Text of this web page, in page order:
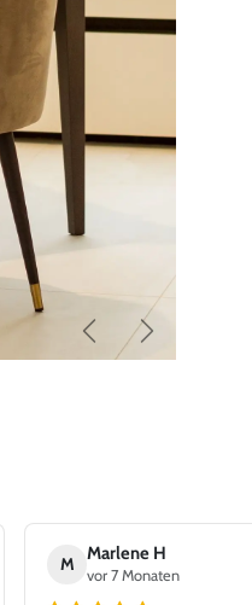
Zurück Weiter
M
Marlene H
vor 7 Monaten